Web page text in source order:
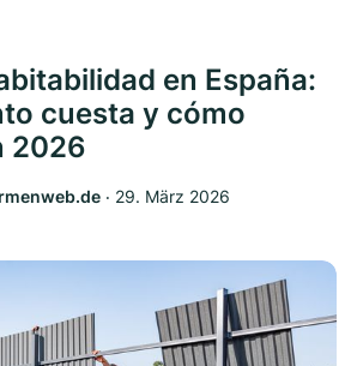
en España:
cuesta y cómo
2026
‧ 29. März 2026